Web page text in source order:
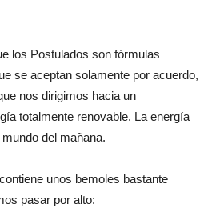
los Postulados son fórmulas
se aceptan solamente por acuerdo,
nos dirigimos hacia un
totalmente renovable. La energía
del mañana.
unos bemoles bastante
pasar por alto: